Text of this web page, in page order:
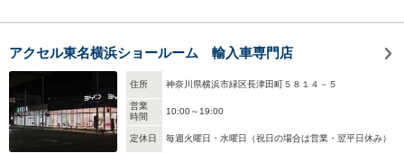
アクセル東名横浜ショールーム 輸入車専門店
住所 神奈川県横浜市緑区長津田町５８１４－５
営業
時間
10:00～19:00
定休日 毎週火曜日・水曜日（祝日の場合は営業・翌平日休み）